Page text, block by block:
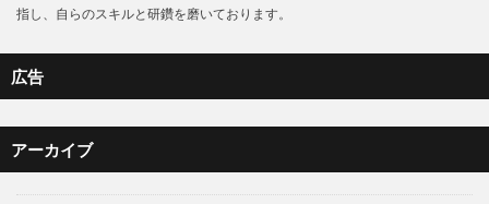
指し、自らのスキルと研鑽を磨いております。
広告
アーカイブ